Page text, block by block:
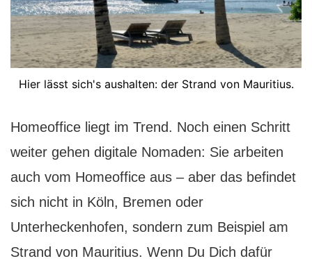
Hier lässt sich's aushalten: der Strand von Mauritius.
Homeoffice liegt im Trend. Noch einen Schritt
weiter gehen digitale Nomaden: Sie arbeiten
auch vom Homeoffice aus – aber das befindet
sich nicht in Köln, Bremen oder
Unterheckenhofen, sondern zum Beispiel am
Strand von Mauritius. Wenn Du Dich dafür